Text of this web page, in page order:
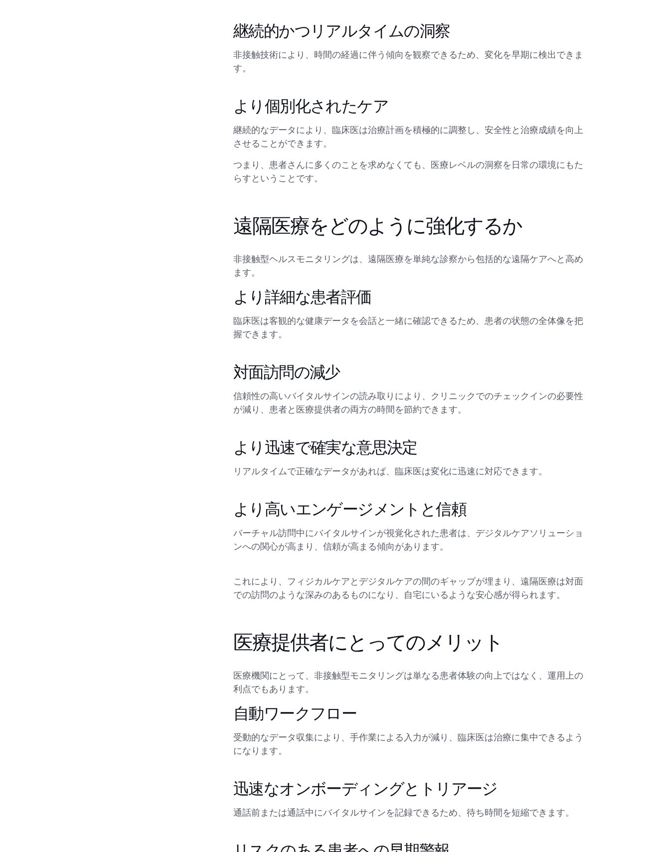
継続的かつリアルタイムの洞察
非接触技術により、時間の経過に伴う傾向を観察できるため、変化を早期に検出できま
す。
より個別化されたケア
継続的なデータにより、臨床医は治療計画を積極的に調整し、安全性と治療成績を向上
させることができます。
つまり、患者さんに多くのことを求めなくても、医療レベルの洞察を日常の環境にもた
らすということです。
遠隔医療をどのように強化するか
非接触型ヘルスモニタリングは、遠隔医療を単純な診察から包括的な遠隔ケアへと高め
ます。
より詳細な患者評価
臨床医は客観的な健康データを会話と一緒に確認できるため、患者の状態の全体像を把
握できます。
対面訪問の減少
信頼性の高いバイタルサインの読み取りにより、クリニックでのチェックインの必要性
が減り、患者と医療提供者の両方の時間を節約できます。
より迅速で確実な意思決定
リアルタイムで正確なデータがあれば、臨床医は変化に迅速に対応できます。
より高いエンゲージメントと信頼
バーチャル訪問中にバイタルサインが視覚化された患者は、デジタルケアソリューショ
ンへの関心が高まり、信頼が高まる傾向があります。
これにより、フィジカルケアとデジタルケアの間のギャップが埋まり、遠隔医療は対面
での訪問のような深みのあるものになり、自宅にいるような安心感が得られます。
医療提供者にとってのメリット
医療機関にとって、非接触型モニタリングは単なる患者体験の向上ではなく、運用上の
利点でもあります。
自動ワークフロー
受動的なデータ収集により、手作業による入力が減り、臨床医は治療に集中できるよう
になります。
迅速なオンボーディングとトリアージ
通話前または通話中にバイタルサインを記録できるため、待ち時間を短縮できます。